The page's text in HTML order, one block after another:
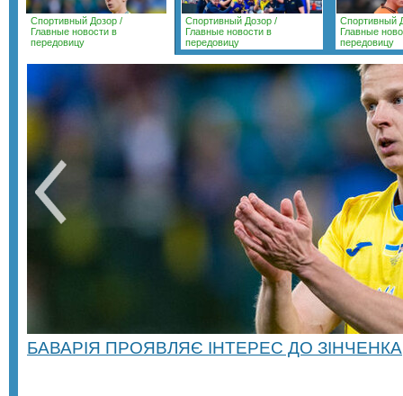
Спортивный Дозор /
Главные новости в
передовицу
Спортивный Дозор /
Главные новости в
передовицу
Спортивный
Главные
передовицу
БАВАРІЯ ПРОЯВЛЯЄ ІНТЕРЕС ДО ЗІНЧЕНКА